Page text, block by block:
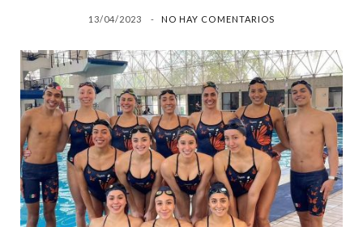
13/04/2023 NO HAY COMENTARIOS